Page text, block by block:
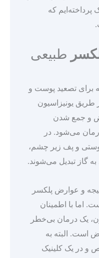
که
طبیعی
برای تصعید پوست و
یونیزاسیون
و جمع شدن
می‌شود. در
و پف زیر چشم،
گاز تبدیل می‌شوند.
و عوارض پلکسر
اما با اطمینان
یک درمان بی‌خطر
است. البته به
در یک کلینیک